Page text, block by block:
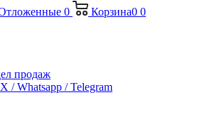
0 Корзина0 0
продаж
/ Whatsapp / Telegram